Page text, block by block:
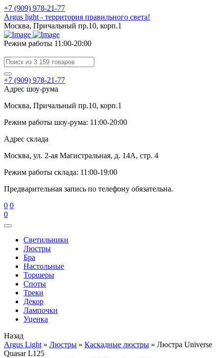
+7 (909) 978-21-77
Argus light - территория правильного света!
Москва, Причальный пр.10, корп.1
Режим работы 11:00-20:00
+7 (909) 978-21-77
Адрес шоу-рума
Москва, Причальный пр.10, корп.1
Режим работы шоу-рума: 11:00-20:00
Адрес склада
Москва, ул. 2-ая Магистральная, д. 14А, стр. 4
Режим работы склада: 11:00-19:00
Предварительная запись по телефону обязательна.
0 0
0
Cветильники
Люстры
Бра
Настольные
Торшеры
Споты
Треки
Декор
Лампочки
Уценка
Назад
Argus Light » Люстры » Каскадные люстры » Люстра Universe
Quasar L125